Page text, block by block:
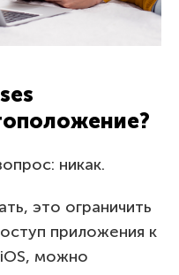
никак.
это ограничить
приложения к
можно